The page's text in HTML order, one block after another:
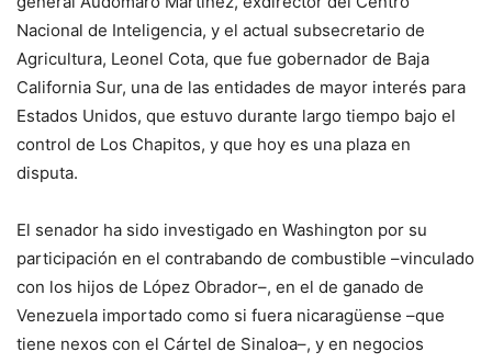
Nacional de Inteligencia, y el actual subsecretario de
Agricultura, Leonel Cota, que fue gobernador de Baja
California Sur, una de las entidades de mayor interés para
Estados Unidos, que estuvo durante largo tiempo bajo el
control de Los Chapitos, y que hoy es una plaza en
disputa.
El senador ha sido investigado en Washington por su
participación en el contrabando de combustible –vinculado
con los hijos de López Obrador–, en el de ganado de
Venezuela importado como si fuera nicaragüense –que
tiene nexos con el Cártel de Sinaloa–, y en negocios